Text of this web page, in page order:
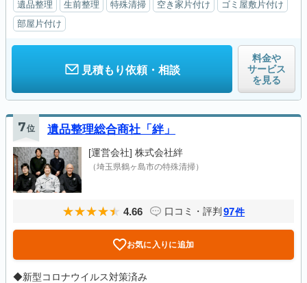
遺品整理 生前整理 特殊清掃 空き家片付け
ゴミ屋敷片付け
部屋片付け
見積もり依頼・相談
料金や
サービス
を見る
7位 遺品整理総合商社「絆」
[運営会社] 株式会社絆
（埼玉県鶴ヶ島市の特殊清掃）
4.66 口コミ・評判 97件
お気に入りに追加
◆新型コロナウイルス対策済み